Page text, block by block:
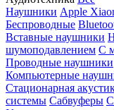
Наушники Apple
Беспроводные
Вставные наушники
шумоподавлением С
Проводные наушники
Компьютерные
Стационарная
системы Сабвуферы